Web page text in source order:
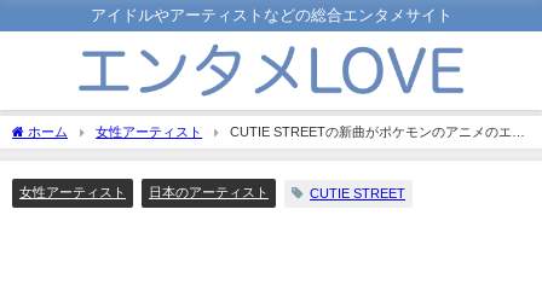
アイドルやアーティストなどの総合エンタメサイト
ホーム 女性アーティスト
CUTIE STREETの新曲がポケモンのアニメのエン
ディングテーマに！ジャケ写が可愛い！
女性アーティスト 日本のアーティスト CUTIE STREET︎︎